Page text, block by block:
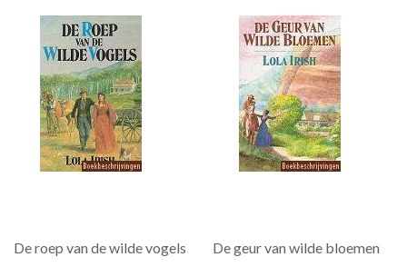
De roep van de wilde vogels De geur van wilde bloemen